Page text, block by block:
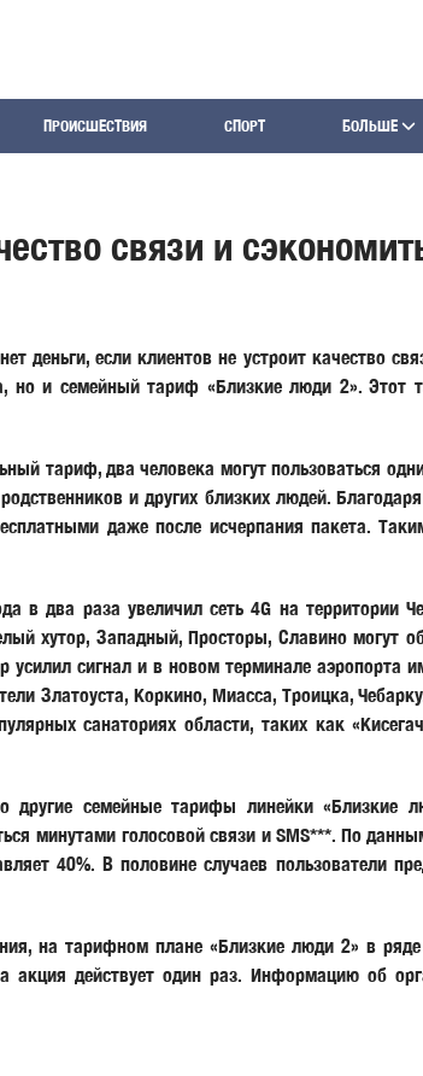
ПРОИСШЕСТВИЯ СПОРТ БОЛЬШЕ
связи и
деньги, если клиентов не устроит качество
но и семейный тариф «Близкие люди 2». Этот
тариф, два человека могут пользоваться
и других близких людей.
даже после исчерпания пакета.
в два раза увеличил сеть 4G на территории
хутор, Западный, Просторы, Славино могут
сигнал и в новом терминале аэропорта
Златоуста, Коркино, Миасса, Троицка,
санаториях области, таких как
другие семейные тарифы линейки «Близкие
минутами голосовой связи и SMS***. По
40%. В половине случаев пользователи
на тарифном плане «Близкие люди 2» в
действует один раз. Информацию об